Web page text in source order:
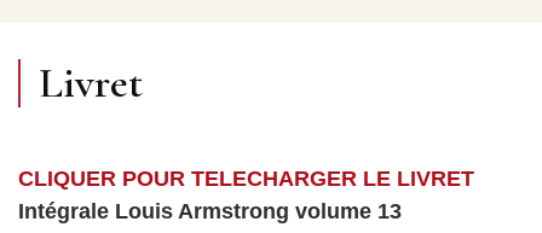
Livret
CLIQUER POUR TELECHARGER LE LIVRET
Intégrale Louis Armstrong volume 13